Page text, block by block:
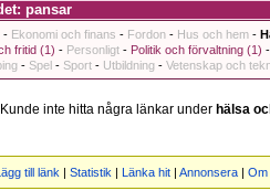
pansar
- Ekonomi och finans - Fordon - Hus och hem -
fritid (1) - Personligt - Politik och förvaltning (1) -
- Spel - Sport - Utbildning - Vetenskap och
Kunde inte hitta några länkar under hälsa
till länk | Statistik | Länka hit| Annonsera| Om